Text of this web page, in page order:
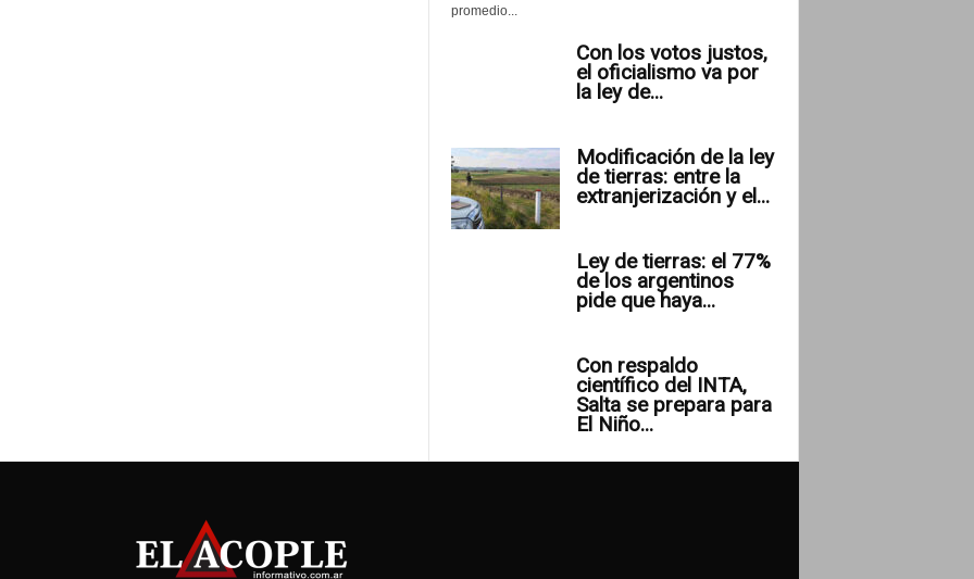
promedio...
Con los votos justos,
el oficialismo va por
la ley de...
Modificación de la ley
de tierras: entre la
extranjerización y el...
Ley de tierras: el 77%
de los argentinos
pide que haya...
Con respaldo
científico del INTA,
Salta se prepara para
El Niño...